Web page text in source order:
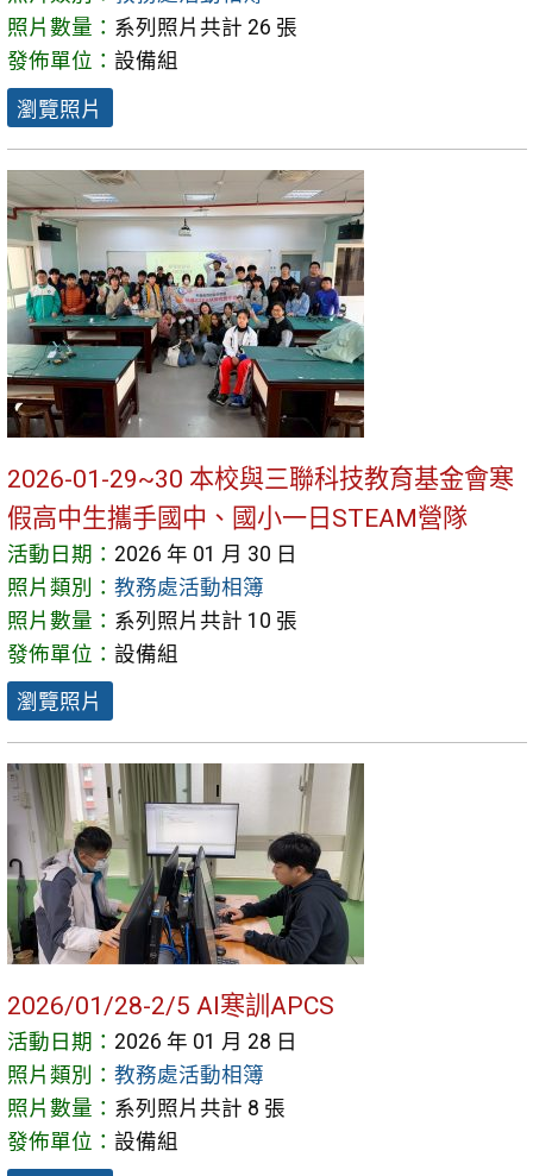
照片數量： 系列照片共計 26 張
發佈單位： 設備組
瀏覽照片
2026-01-29~30 本校與三聯科技教育基金會寒
假高中生攜手國中、國小一日STEAM營隊
活動日期： 2026 年 01 月 30 日
照片類別： 教務處活動相簿
照片數量： 系列照片共計 10 張
發佈單位： 設備組
瀏覽照片
2026/01/28-2/5 AI寒訓APCS
活動日期： 2026 年 01 月 28 日
照片類別： 教務處活動相簿
照片數量： 系列照片共計 8 張
發佈單位： 設備組